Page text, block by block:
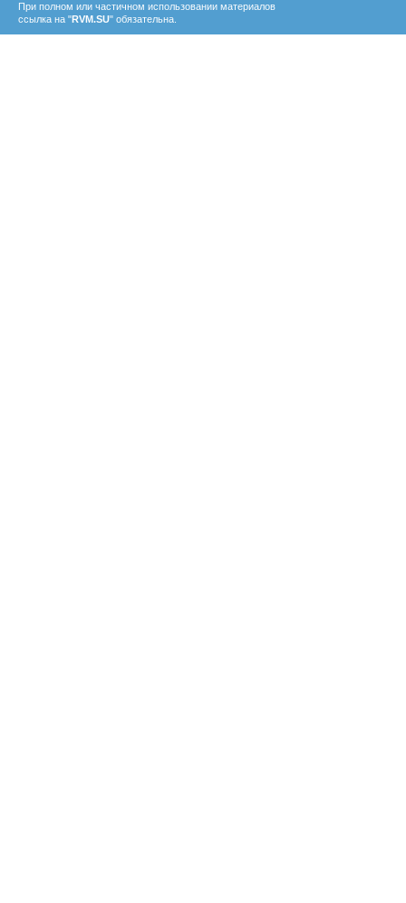
При полном или частичном использовании материалов
ссылка на "RVM.SU" обязательна.